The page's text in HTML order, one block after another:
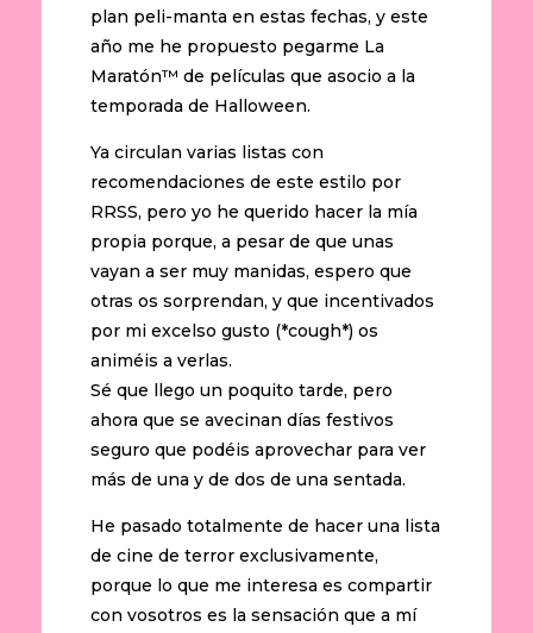
plan peli-manta en estas fechas, y este
año me he propuesto pegarme La
Maratón™ de películas que asocio a la
temporada de Halloween.
Ya circulan varias listas con
recomendaciones de este estilo por
RRSS, pero yo he querido hacer la mía
propia porque, a pesar de que unas
vayan a ser muy manidas, espero que
otras os sorprendan, y que incentivados
por mi excelso gusto (*cough*) os
animéis a verlas.
Sé que llego un poquito tarde, pero
ahora que se avecinan días festivos
seguro que podéis aprovechar para ver
más de una y de dos de una sentada.
He pasado totalmente de hacer una lista
de cine de terror exclusivamente,
porque lo que me interesa es compartir
con vosotros es la sensación que a mí